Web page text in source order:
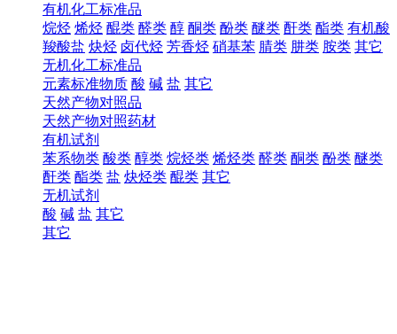
有机化工标准品
烷烃 烯烃 醌类 醛类 醇 酮类 酚类 醚类 酐类 酯类 有机酸
羧酸盐 炔烃 卤代烃 芳香烃 硝基苯 腈类 肼类 胺类 其它
无机化工标准品
元素标准物质 酸 碱 盐 其它
天然产物对照品
天然产物对照药材
有机试剂
苯系物类 酸类 醇类 烷烃类 烯烃类 醛类 酮类 酚类 醚类
酐类 酯类 盐 炔烃类 醌类 其它
无机试剂
酸 碱 盐 其它
其它